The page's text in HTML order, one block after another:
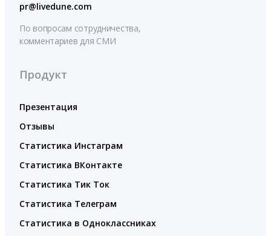
pr@livedune.com
По вопросам сотрудничества,
комментариев для СМИ
Продукт
Презентация
Отзывы
Статистика Инстаграм
Статистика ВКонтакте
Статистика Тик Ток
Статистика Телеграм
Статистика в Одноклассниках